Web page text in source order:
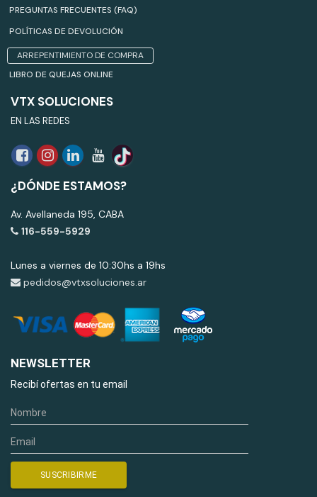
PREGUNTAS FRECUENTES (FAQ)
POLÍTICAS DE DEVOLUCIÓN
ARREPENTIMIENTO DE COMPRA
LIBRO DE QUEJAS ONLINE
VTX SOLUCIONES
EN LAS REDES
¿DÓNDE ESTAMOS?
Av. Avellaneda 195, CABA
116-559-5929
Lunes a viernes de 10:30hs a 19hs
pedidos@vtxsoluciones.ar
NEWSLETTER
Recibí ofertas en tu email